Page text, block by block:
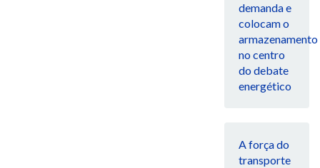
demanda e
colocam o
armazenamento
no centro
do debate
energético
A força do
transporte